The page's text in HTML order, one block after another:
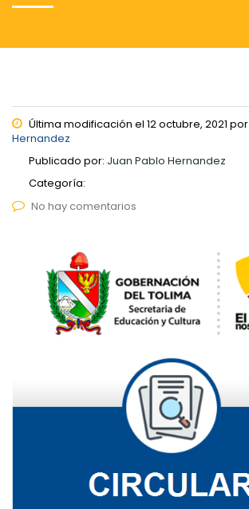
Última modificación el 12 octubre, 2021 por
Hernandez
Publicado por: Juan Pablo Hernandez
Categoría:
No hay comentarios